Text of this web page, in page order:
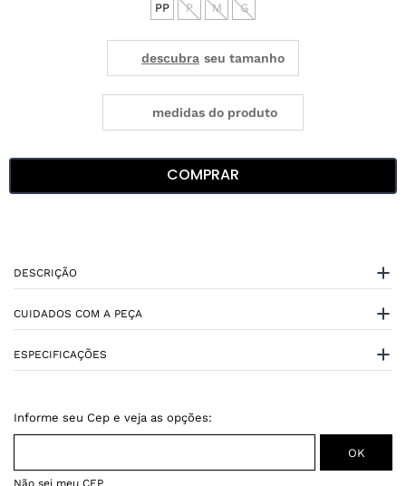
PP P M G
medidas do produto
COMPRAR
DESCRIÇÃO
CUIDADOS COM A PEÇA
ESPECIFICAÇÕES
Não sei meu CEP